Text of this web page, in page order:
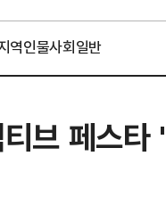
역인물사회일반
브 페스